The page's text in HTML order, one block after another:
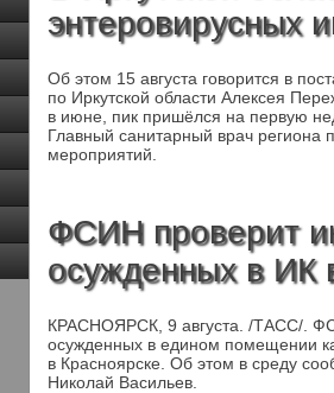
энтеровирусных
Об этом 15 августа говорится в
по Иркутской области Алексея
в июне, пик пришёлся на первую
Главный санитарный врач региона
мероприятий.
ФСИН проверит
осужденных в ИК
КРАСНОЯРСК, 9 августа. /ТАСС/.
осужденных в едином помещении
в Красноярске. Об этом в среду
Николай Васильев.